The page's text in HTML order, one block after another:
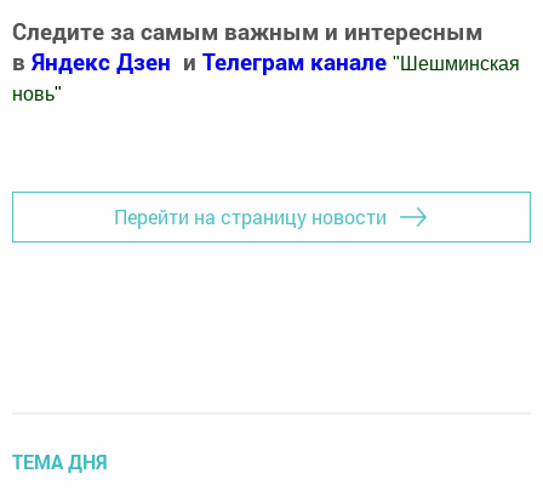
Следите за самым важным и интересным
в Яндекс Дзен и Телеграм канале " Шешминская
новь"
Перейти на страницу новости
ТЕМА ДНЯ